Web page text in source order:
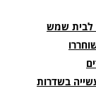
לבית שמש
בשדרות